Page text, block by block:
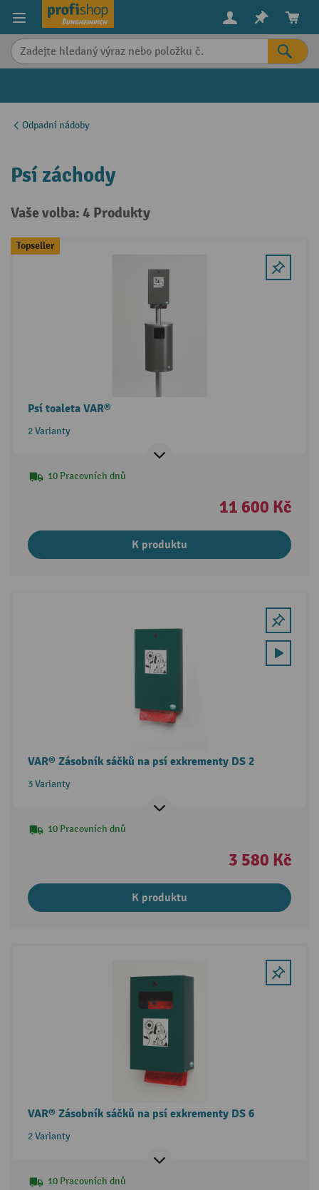
content
Odpadní nádoby
Psí záchody
Vaše volba: 4 Produkty
Topseller
Psí toaleta VAR®
2 Varianty
10 Pracovních dnů
11 600 Kč
K produktu
VAR® Zásobník sáčků na psí exkrementy DS 2
3 Varianty
10 Pracovních dnů
3 580 Kč
K produktu
VAR® Zásobník sáčků na psí exkrementy DS 6
2 Varianty
10 Pracovních dnů